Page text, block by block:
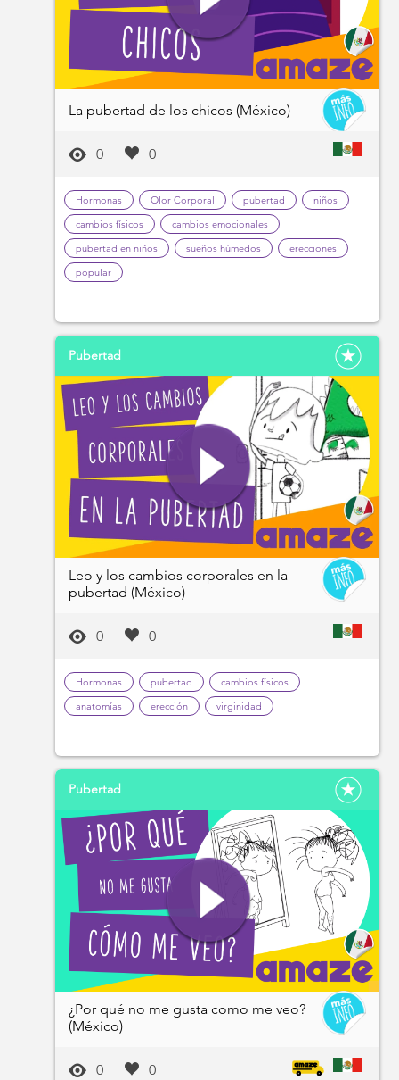
La pubertad de los chicos (México)
0 0
Hormonas Olor Corporal pubertad
niños
cambios físicos
cambios emocionales
pubertad en niños
sueños húmedos
erecciones
popular
Pubertad
Leo y los cambios corporales en la
pubertad (México)
0 0
Hormonas pubertad
cambios físicos
anatomías
erección virginidad
Pubertad
¿Por qué no me gusta como me veo?
(México)
0 0